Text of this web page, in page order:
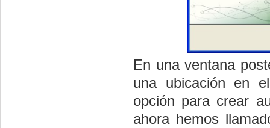
En una ventana
una ubicación en
opción para crear
ahora hemos